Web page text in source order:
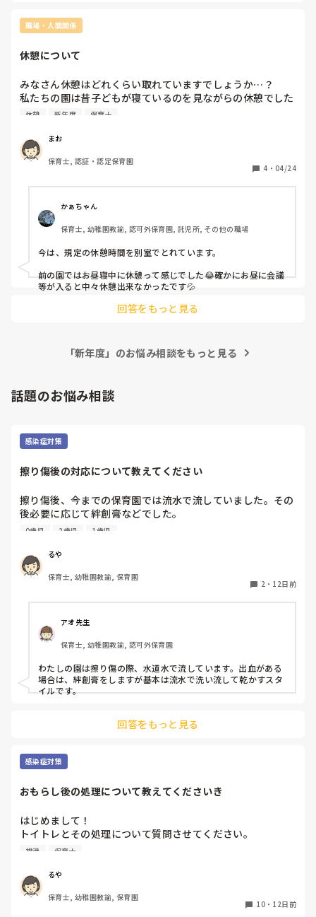
職場・人間関係
休憩について
みなさん休憩はどれくらい取れていますでしょうか…？
私たちの園は昔子どもが寝ているのを見ながらの休憩でした
😭今は変わりましたが、やはり会議などがあると休憩できな
休憩 新年度 保育士
まお
保育士, 認証・認定保育園
4 ・ 04/24
かぁちゃん
保育士, 幼稚園教諭, 認可外保育園, 託児所, その他の職場
今は、規定の休憩時間を別室でとれています。
前の園ではお昼寝中に休憩って感じでした😂確かにお昼に会議
等が入ると中々休憩出来なかったです💦
回答をもっと見る
「新年度」のお悩み相談をもっと見る
話題のお悩み相談
感染症対策
擦り傷後の対応について教えてください
擦り傷後、今までの保育園では流水で流していました。その
後必要に応じて絆創膏などでした。
4月から新しい保育園で勤務しておりますが、水道がある場
けています。
清浄綿は消毒ではないし、水道あるのになぜ清浄綿なの
か、、聞くタイミングを逃してしまいモヤモヤしたままでい
子どもに安心させるために消毒と言っているのか、、流水で
流した方が不純物が取れるにではないかと思ってしまうので
すが、同じような対応をされているところはありますか？
よかったら教えてください。
0歳児 2歳児 1歳児
るや
保育士, 幼稚園教諭, 保育園
2・ 12日前
アオ先生
保育士, 幼稚園教諭, 認可外保育園
わたしの園は擦り傷の際、水道水で流しています。出血がある
場合は、絆創膏をしますが基本は流水で洗い流して乾かすスタ
イルです。
回答をもっと見る
感染症対策
おもらし後の処理について教えてくださいき
はじめまして！
トイトレとその処理について質問させてください。
4月より新しい職場勤務となったのですが、おもらし後の洋
での職場と逆の扱いに戸惑っています。
今までは尿は水洗い、便は感染の恐れがあるため保護者の承
諾のもとそのまま返却でした。
排泄 保育士
るや
保育士, 幼稚園教諭, 保育園
10・ 12日前